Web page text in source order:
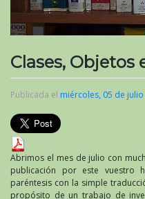
Clases, Objetos
Publicada el miércoles, 05 de
Abrimos el mes de julio con
publicación por este vuestro
paréntesis con la simple
propósito de un trabajo de